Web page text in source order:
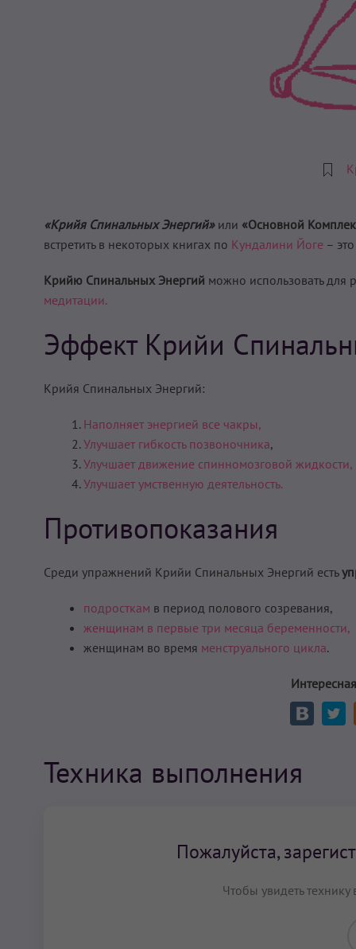
«Крийя Спинальных Энергий»или «Основной
встретить в некоторых книгах по Кундалини Йоге –
Крийю Спинальных Энергий можно использовать для
медитации.
Эффект Крийи
Крийя Спинальных Энергий:
Наполняет энергией все чакры,
Улучшает гибкость позвоночника,
Улучшает движение спинномозговой жидкости,
Улучшает умственную деятельность.
Противопоказания
Среди упражнений Крийи Спинальных Энергий есть
подросткам в период полового созревания,
женщинам в первые три месяца беременности,
женщинам во время менструального цикла.
Техника выполнения
Пожалуйста,
Чтобы увидеть